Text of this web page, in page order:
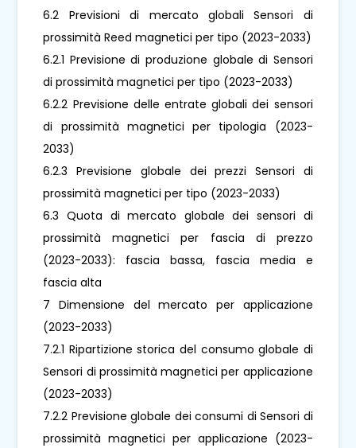
6.2 Previsioni di mercato globali Sensori di
prossimità Reed magnetici per tipo (2023-2033)
6.2.1 Previsione di produzione globale di Sensori
di prossimità magnetici per tipo (2023-2033)
6.2.2 Previsione delle entrate globali dei sensori
di prossimità magnetici per tipologia (2023-
2033)
6.2.3 Previsione globale dei prezzi Sensori di
prossimità magnetici per tipo (2023-2033)
6.3 Quota di mercato globale dei sensori di
prossimità magnetici per fascia di prezzo
(2023-2033): fascia bassa, fascia media e
fascia alta
7 Dimensione del mercato per applicazione
(2023-2033)
7.2.1 Ripartizione storica del consumo globale di
Sensori di prossimità magnetici per applicazione
(2023-2033)
7.2.2 Previsione globale dei consumi di Sensori di
prossimità magnetici per applicazione (2023-